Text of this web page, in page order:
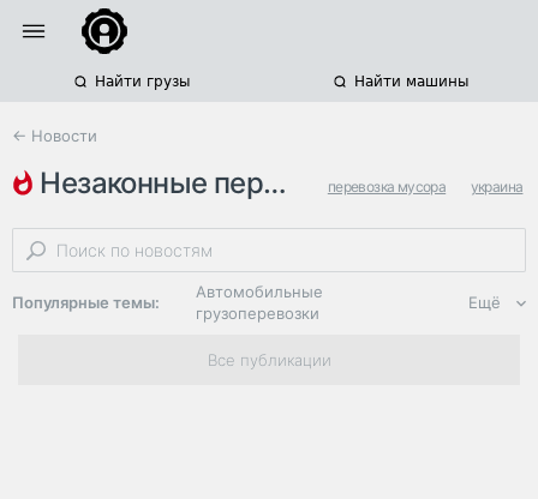
Найти грузы Найти машины
← Новости
незаконные перевозки опасных … перевозка мусора украина
контрабанда
Популярные темы:
Автомобильные
грузоперевозки
Региональная
логистика
Ещё
Все публикации